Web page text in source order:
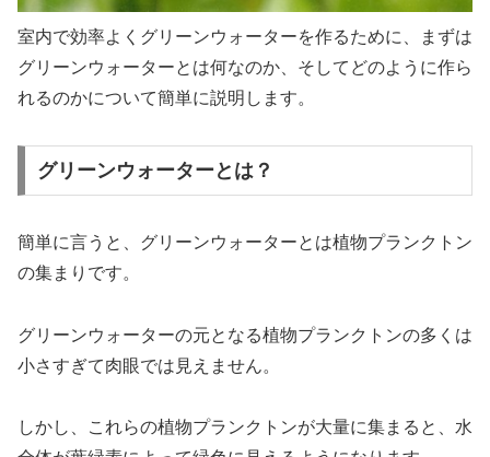
室内で効率よくグリーンウォーターを作るために、まずは
グリーンウォーターとは何なのか、そしてどのように作ら
れるのかについて簡単に説明します。
グリーンウォーターとは？
簡単に言うと、グリーンウォーターとは植物プランクトン
の集まりです。
グリーンウォーターの元となる植物プランクトンの多くは
小さすぎて肉眼では見えません。
しかし、これらの植物プランクトンが大量に集まると、水